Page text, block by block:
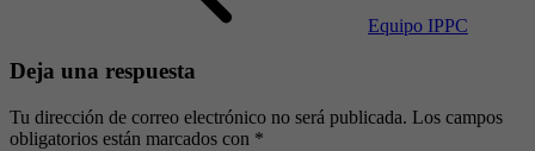
Equipo IPPC
Deja una respuesta
Tu dirección de correo electrónico no será publicada. Los campos
obligatorios están marcados con *